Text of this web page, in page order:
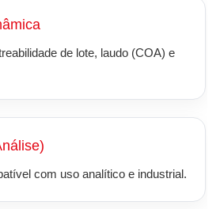
de lote, laudo (COA) e
com uso analítico e industrial.